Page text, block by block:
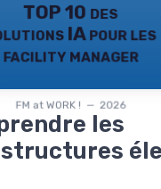
TOP 10 des
IA pour les
facility manager
FM at WORK ! — 2026
les